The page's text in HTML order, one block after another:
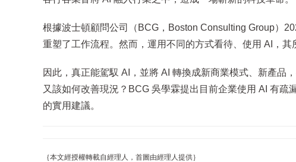
根據波士頓顧問公司（BCG，Boston Consulting Group）
重塑了工作流程。然而，運用不同的方式看待、使用 AI，
因此，真正能駕馭 AI，並將 AI 轉換成新商業模式、新產品
又該如何改善現況？BCG 吳學霖提出目前企業使用 AI 有
的實用建議。
｛本文經授權轉載自經理人，首圖由經理人提供｝